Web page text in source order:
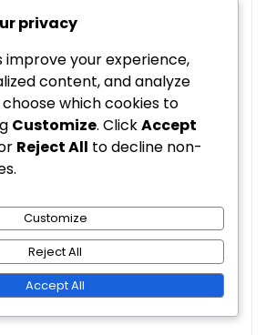
controle en creativiteit op
in deovergang tussen
aanval.
ruimtes te exploiteren met
spelers.
kwetsbaarheid op de flanken
brede spelers.
middenvelders om
privacy
improve your experience,
content, and analyze
which cookies to
Customize. ClickAccept
Reject All to decline non-
Customize
Reject All
Accept All